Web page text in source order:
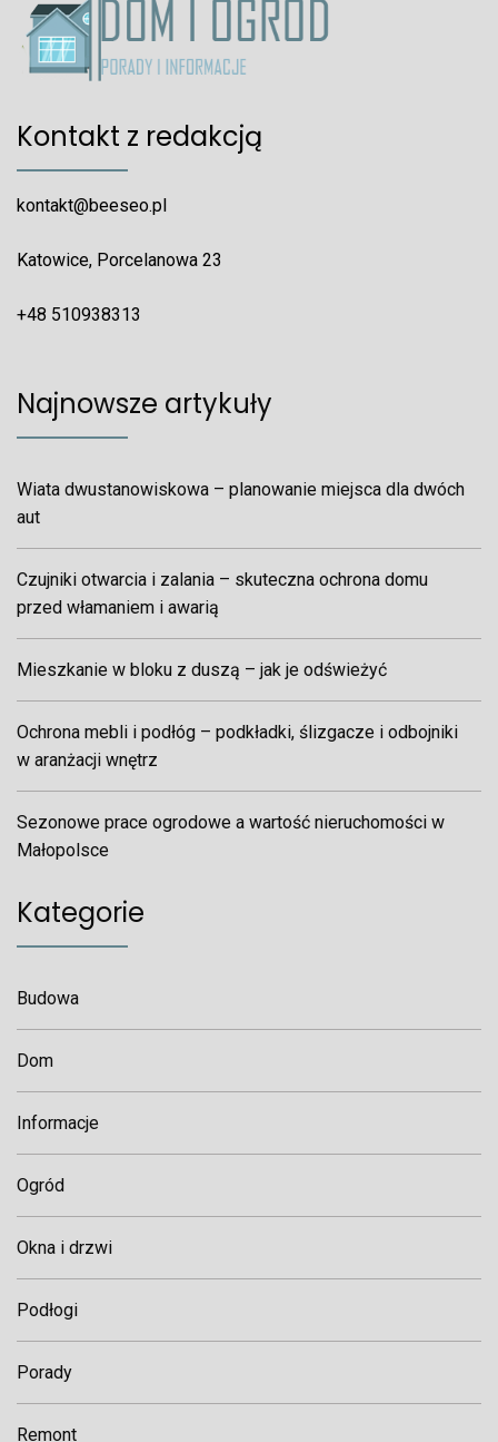
Kontakt z redakcją
kontakt@beeseo.pl
Katowice, Porcelanowa 23
+48 510938313
Najnowsze artykuły
Wiata dwustanowiskowa – planowanie miejsca dla dwóch
aut
Czujniki otwarcia i zalania – skuteczna ochrona domu
przed włamaniem i awarią
Mieszkanie w bloku z duszą – jak je odświeżyć
Ochrona mebli i podłóg – podkładki, ślizgacze i odbojniki
w aranżacji wnętrz
Sezonowe prace ogrodowe a wartość nieruchomości w
Małopolsce
Kategorie
Budowa
Dom
Informacje
Ogród
Okna i drzwi
Podłogi
Porady
Remont